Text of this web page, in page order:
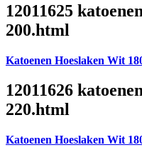
12011625
200.html
Katoenen Hoeslaken Wit
12011626
220.html
Katoenen Hoeslaken Wit